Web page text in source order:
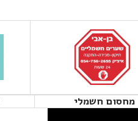
מחסום חשמלי